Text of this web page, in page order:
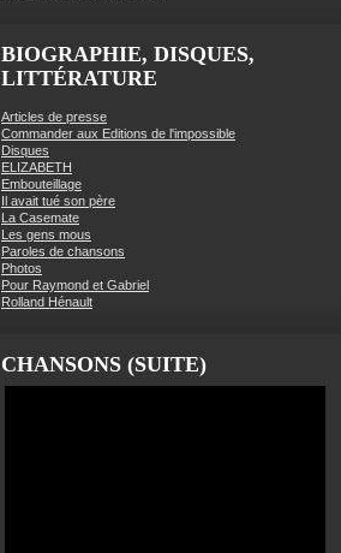
BIOGRAPHIE, DISQUES,
LITTÉRATURE
Articles de presse
Commander aux Editions de l'impossible
Disques
ELIZABETH
Embouteillage
Il avait tué son père
La Casemate
Les gens mous
Paroles de chansons
Photos
Pour Raymond et Gabriel
Rolland Hénault
CHANSONS (SUITE)